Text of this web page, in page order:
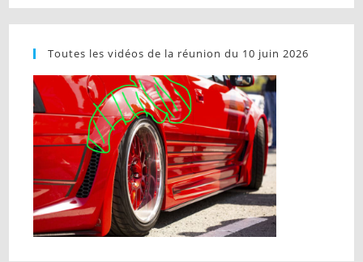
Toutes les vidéos de la réunion du 10 juin 2026